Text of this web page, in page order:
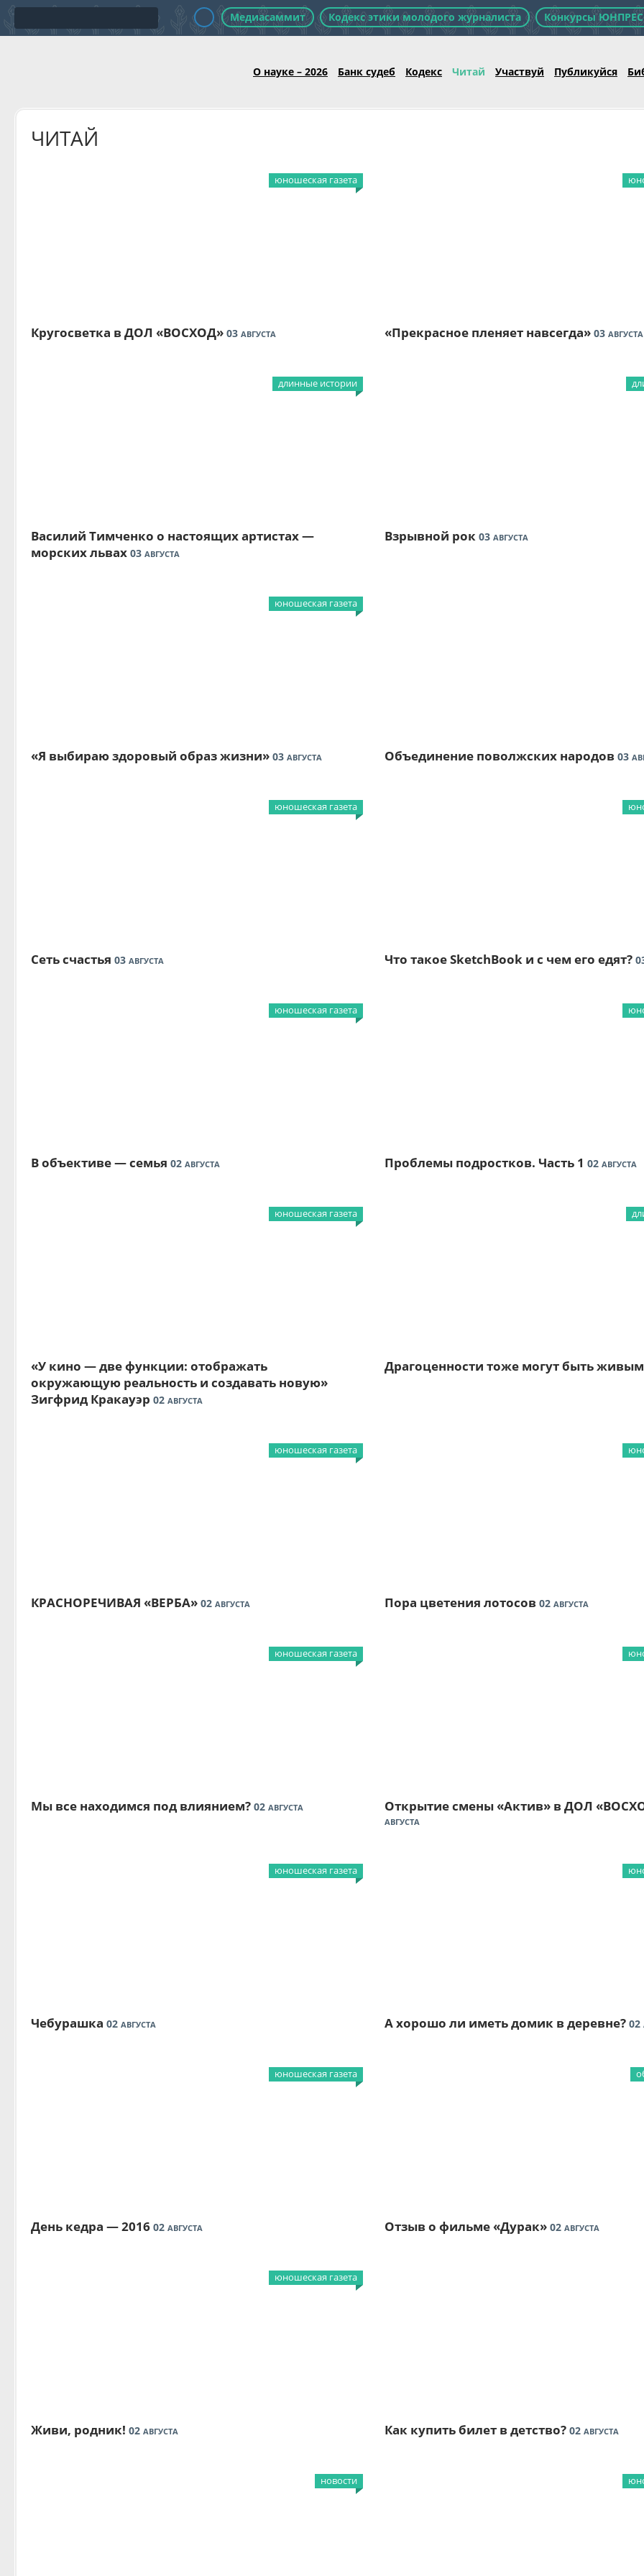
Медиасаммит Кодекс этики молодого журналиста Конкурсы
О науке – 2026 Банк судеб Кодекс Читай Участвуй Публикуйся
ЧИТАЙ
юношеская газета
Кругосветка в ДОЛ «ВОСХОД» 03 АВГУСТА «Прекрасное пленяет навсегда» 03 АВГУСТА
длинные истории
Василий Тимченко о настоящих артистах —
морских львах 03 АВГУСТА
Взрывной рок 03 АВГУСТА
юношеская газета
«Я выбираю здоровый образ жизни» 03 АВГУСТА Объединение поволжских народов 03
юношеская газета
Сеть счастья 03 АВГУСТА Что такое SketchBook и с чем его едят?
юношеская газета
В объективе — семья 02 АВГУСТА Проблемы подростков. Часть 1 02 АВГУСТА
юношеская газета
«У кино — две функции: отображать
окружающую реальность и создавать новую»
Зигфрид Кракауэр 02 АВГУСТА
Драгоценности тоже могут быть
юношеская газета
КРАСНОРЕЧИВАЯ «ВЕРБА» 02 АВГУСТА Пора цветения лотосов 02 АВГУСТА
юношеская газета
Мы все находимся под влиянием? 02 АВГУСТА Открытие смены «Актив» в ДОЛ
АВГУСТА
юношеская газета
Чебурашка 02 АВГУСТА А хорошо ли иметь домик в деревне? 02
юношеская газета
День кедра — 2016 02 АВГУСТА Отзыв о фильме «Дурак» 02 АВГУСТА
юношеская газета
Живи, родник! 02 АВГУСТА Как купить билет в детство? 02 АВГУСТА
новости